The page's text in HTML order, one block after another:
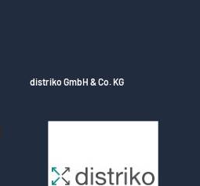
distriko GmbH & Co. KG